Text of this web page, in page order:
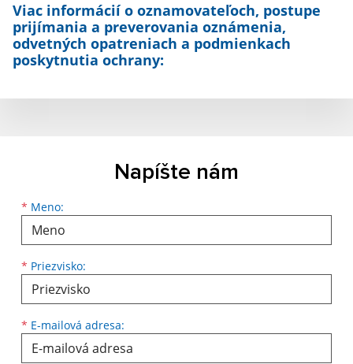
Viac informácií o oznamovateľoch, postupe
prijímania a preverovania oznámenia,
odvetných opatreniach a podmienkach
poskytnutia ochrany:
Napíšte nám
* Meno:
Meno
* Priezvisko:
Priezvisko
* E-mailová adresa:
E-mailová adresa